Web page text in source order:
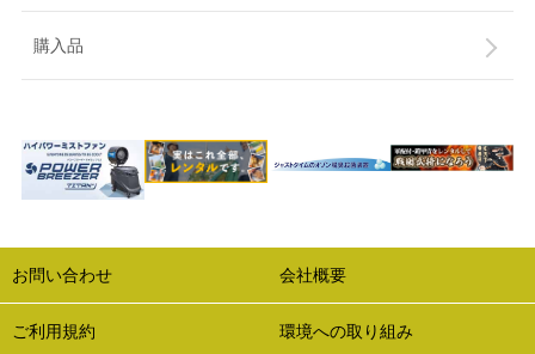
購入品
お問い合わせ 会社概要
ご利用規約 環境への取り組み